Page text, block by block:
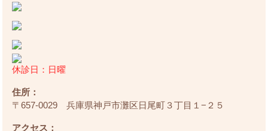
休診日：日曜
住所：
〒657-0029 兵庫県神戸市灘区日尾町３丁目１−２５
アクセス：